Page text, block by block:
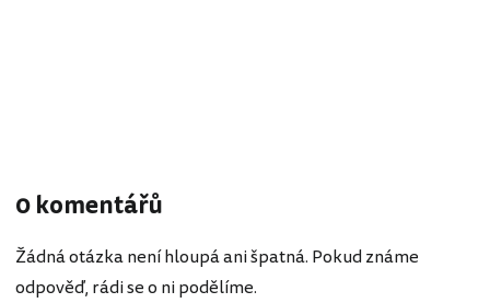
0 komentářů
Žádná otázka není hloupá ani špatná. Pokud známe
odpověď, rádi se o ni podělíme.